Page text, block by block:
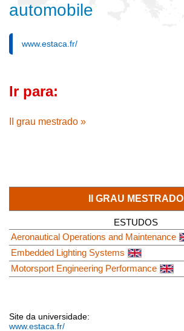
automobile
www.estaca.fr/
Ir para:
II grau mestrado »
II GRAU MESTRADO
ESTUDOS
Aeronautical Operations and Maintenance
Embedded Lighting Systems
Motorsport Engineering Performance
Site da universidade:
www.estaca.fr/